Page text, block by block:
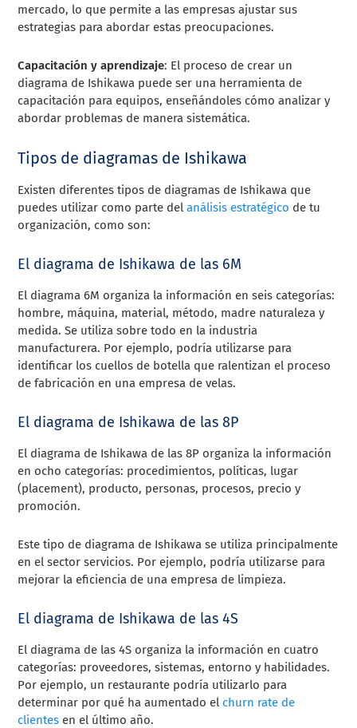
mercado, lo que permite a las empresas ajustar sus
estrategias para abordar estas preocupaciones.
Capacitación y aprendizaje: El proceso de crear un
diagrama de Ishikawa puede ser una herramienta de
capacitación para equipos, enseñándoles cómo analizar y
abordar problemas de manera sistemática.
Tipos de diagramas de Ishikawa
Existen diferentes tipos de diagramas de Ishikawa que
puedes utilizar como parte delanálisis estratégico de tu
organización, como son:
El diagrama de Ishikawa de las 6M
El diagrama 6M organiza la información en seis categorías:
hombre, máquina, material, método, madre naturaleza y
medida. Se utiliza sobre todo en la industria
manufacturera. Por ejemplo, podría utilizarse para
identificar los cuellos de botella que ralentizan el proceso
de fabricación en una empresa de velas.
El diagrama de Ishikawa de las 8P
El diagrama de Ishikawa de las 8P organiza la información
en ocho categorías: procedimientos, políticas, lugar
(placement), producto, personas, procesos, precio y
promoción.
Este tipo de diagrama de Ishikawa se utiliza principalmente
en el sector servicios. Por ejemplo, podría utilizarse para
mejorar la eficiencia de una empresa de limpieza.
El diagrama de Ishikawa de las 4S
El diagrama de las 4S organiza la información en cuatro
categorías: proveedores, sistemas, entorno y habilidades.
Por ejemplo, un restaurante podría utilizarlo para
determinar por qué ha aumentado el churn rate de
clientes en el último año.